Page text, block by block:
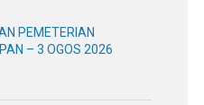
PEMETERIAN
– 3 OGOS 2026